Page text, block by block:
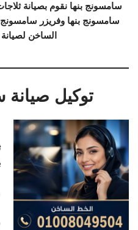
سامسونج بنها نقوم بصيانة
سامسونج بنها وفريزر سامسونج
الساخن
توكيل صيانة